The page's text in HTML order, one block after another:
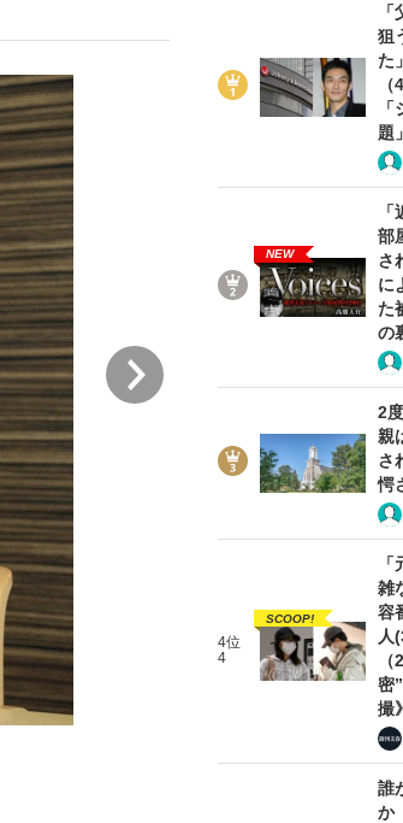
ているのが悲しい」『北の国から』倉本聰氏（91...
狙
た
題
NEW
部
さ
に
た
の
2
親
さ
愕
4位
4
SCOOP!
雑
容
人
密
撮》
誰
か